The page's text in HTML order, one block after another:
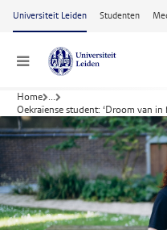
Ga naar hoofdinhoud
Universiteit Leiden Studenten
Menu
Home ...
Oekraïense student: ‘Droom van